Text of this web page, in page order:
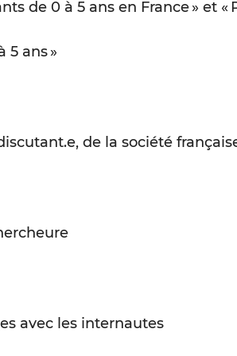
de 0 à 5 ans en France » et
5 ans »
de la société
avec les internautes